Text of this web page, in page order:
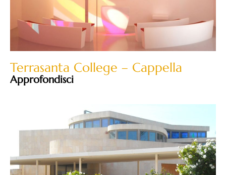
Terrasanta College – Cappella
Approfondisci